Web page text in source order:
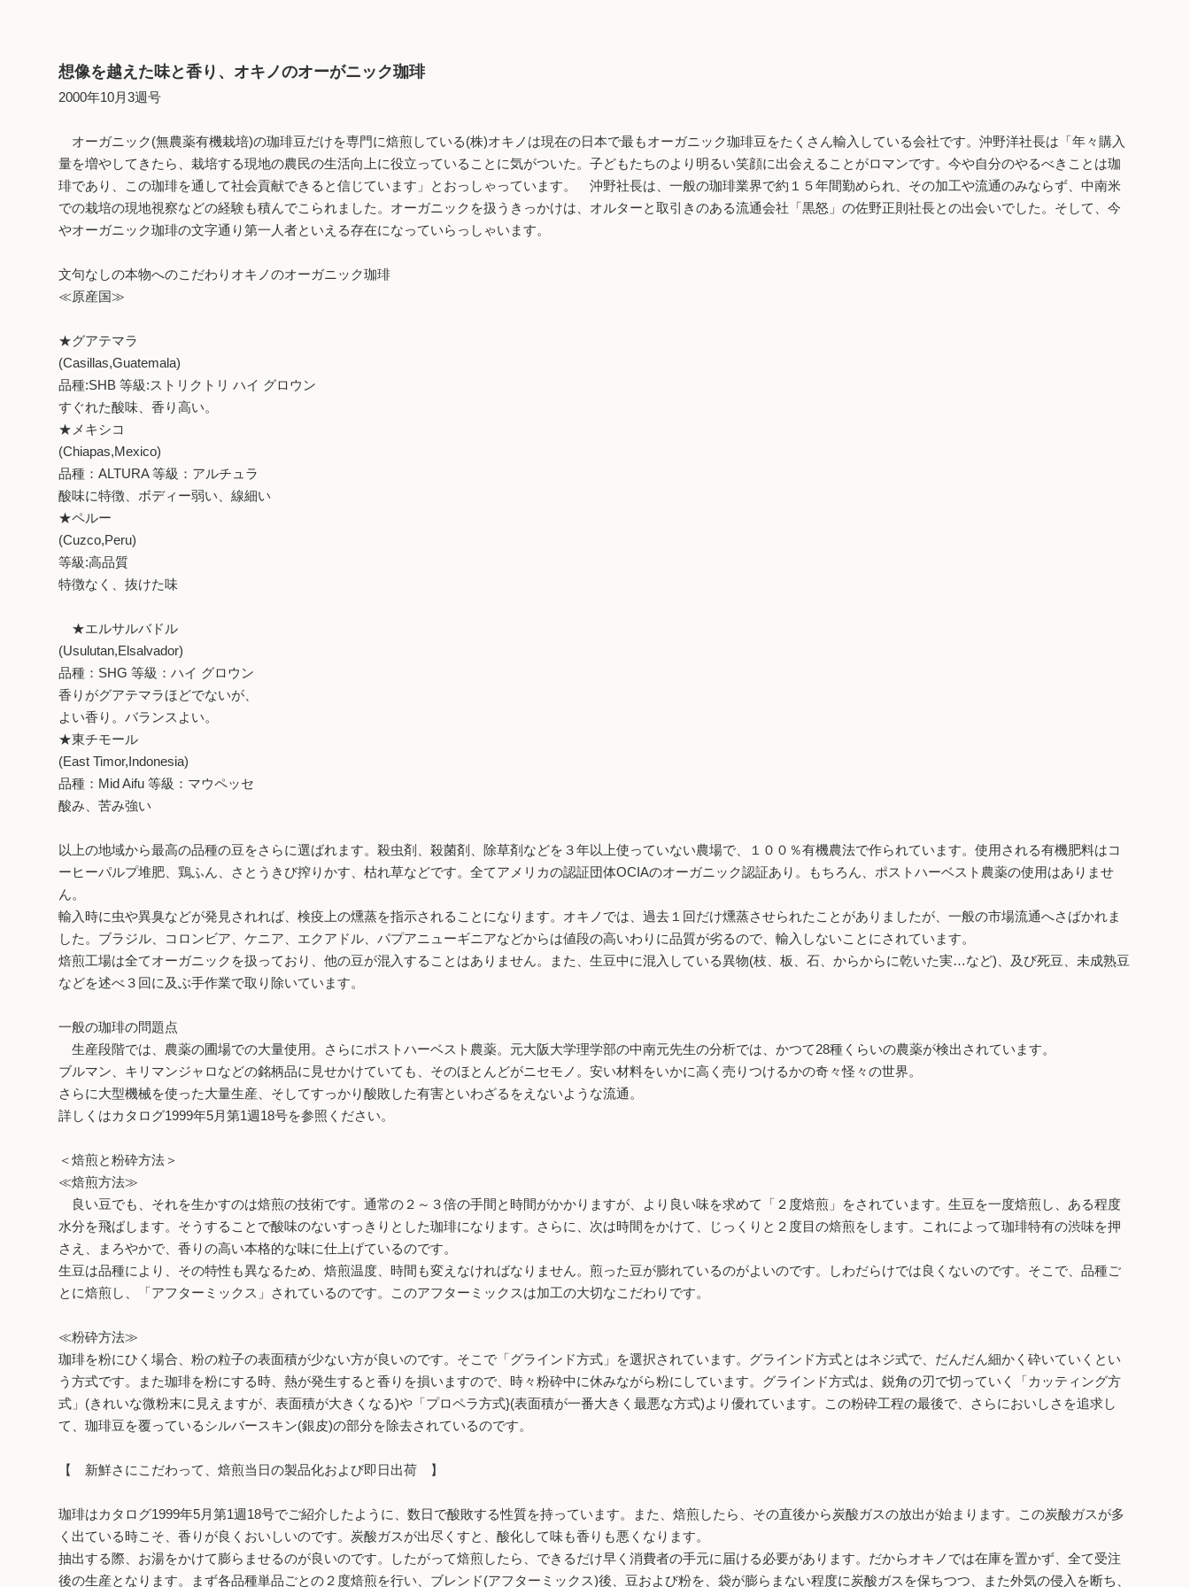
想像を越えた味と香り、オキノのオーがニック珈琲
2000年10月3週号
オーガニック(無農薬有機栽培)の珈琲豆だけを専門に焙煎している(株)オキノは現在の日本で最もオーガニック珈琲豆をたくさん輸入している会社です。沖野洋社長は「年々購入
量を増やしてきたら、栽培する現地の農民の生活向上に役立っていることに気がついた。子どもたちのより明るい笑顔に出会えることがロマンです。今や自分のやるべきことは珈
琲であり、この珈琲を通して社会貢献できると信じています」とおっしゃっています。 沖野社長は、一般の珈琲業界で約１５年間勤められ、その加工や流通のみならず、中南米
での栽培の現地視察などの経験も積んでこられました。オーガニックを扱うきっかけは、オルターと取引きのある流通会社「黒怒」の佐野正則社長との出会いでした。そして、今
やオーガニック珈琲の文字通り第一人者といえる存在になっていらっしゃいます。
文句なしの本物へのこだわりオキノのオーガニック珈琲
≪原産国≫
★グアテマラ
(Casillas,Guatemala)
品種:SHB 等級:ストリクトリ ハイ グロウン
すぐれた酸味、香り高い。
★メキシコ
(Chiapas,Mexico)
品種：ALTURA 等級：アルチュラ
酸味に特徴、ボディー弱い、線細い
★ペルー
(Cuzco,Peru)
等級:高品質
特徴なく、抜けた味
★エルサルバドル
(Usulutan,Elsalvador)
品種：SHG 等級：ハイ グロウン
香りがグアテマラほどでないが、
よい香り。バランスよい。
★東チモール
(East Timor,Indonesia)
品種：Mid Aifu 等級：マウペッセ
酸み、苦み強い
以上の地域から最高の品種の豆をさらに選ばれます。殺虫剤、殺菌剤、除草剤などを３年以上使っていない農場で、１００％有機農法で作られています。使用される有機肥料はコ
ーヒーパルプ堆肥、鶏ふん、さとうきび搾りかす、枯れ草などです。全てアメリカの認証団体OCIAのオーガニック認証あり。もちろん、ポストハーベスト農薬の使用はありませ
ん。
輸入時に虫や異臭などが発見されれば、検疫上の燻蒸を指示されることになります。オキノでは、過去１回だけ燻蒸させられたことがありましたが、一般の市場流通へさばかれま
した。ブラジル、コロンビア、ケニア、エクアドル、パプアニューギニアなどからは値段の高いわりに品質が劣るので、輸入しないことにされています。
焙煎工場は全てオーガニックを扱っており、他の豆が混入することはありません。また、生豆中に混入している異物(枝、板、石、からからに乾いた実…など)、及び死豆、未成熟豆
などを述べ３回に及ぶ手作業で取り除いています。
一般の珈琲の問題点
生産段階では、農薬の圃場での大量使用。さらにポストハーベスト農薬。元大阪大学理学部の中南元先生の分析では、かつて28種くらいの農薬が検出されています。
ブルマン、キリマンジャロなどの銘柄品に見せかけていても、そのほとんどがニセモノ。安い材料をいかに高く売りつけるかの奇々怪々の世界。
さらに大型機械を使った大量生産、そしてすっかり酸敗した有害といわざるをえないような流通。
詳しくはカタログ1999年5月第1週18号を参照ください。
＜焙煎と粉砕方法＞
≪焙煎方法≫
良い豆でも、それを生かすのは焙煎の技術です。通常の２～３倍の手間と時間がかかりますが、より良い味を求めて「２度焙煎」をされています。生豆を一度焙煎し、ある程度
水分を飛ばします。そうすることで酸味のないすっきりとした珈琲になります。さらに、次は時間をかけて、じっくりと２度目の焙煎をします。これによって珈琲特有の渋味を押
さえ、まろやかで、香りの高い本格的な味に仕上げているのです。
生豆は品種により、その特性も異なるため、焙煎温度、時間も変えなければなりません。煎った豆が膨れているのがよいのです。しわだらけでは良くないのです。そこで、品種ご
とに焙煎し、「アフターミックス」されているのです。このアフターミックスは加工の大切なこだわりです。
≪粉砕方法≫
珈琲を粉にひく場合、粉の粒子の表面積が少ない方が良いのです。そこで「グラインド方式」を選択されています。グラインド方式とはネジ式で、だんだん細かく砕いていくとい
う方式です。また珈琲を粉にする時、熱が発生すると香りを損いますので、時々粉砕中に休みながら粉にしています。グラインド方式は、鋭角の刃で切っていく「カッティング方
式」(きれいな微粉末に見えますが、表面積が大きくなる)や「プロペラ方式}(表面積が一番大きく最悪な方式)より優れています。この粉砕工程の最後で、さらにおいしさを追求し
て、珈琲豆を覆っているシルバースキン(銀皮)の部分を除去されているのです。
【 新鮮さにこだわって、焙煎当日の製品化および即日出荷 】
珈琲はカタログ1999年5月第1週18号でご紹介したように、数日で酸敗する性質を持っています。また、焙煎したら、その直後から炭酸ガスの放出が始まります。この炭酸ガスが多
く出ている時こそ、香りが良くおいしいのです。炭酸ガスが出尽くすと、酸化して味も香りも悪くなります。
抽出する際、お湯をかけて膨らませるのが良いのです。したがって焙煎したら、できるだけ早く消費者の手元に届ける必要があります。だからオキノでは在庫を置かず、全て受注
後の生産となります。まず各品種単品ごとの２度焙煎を行い、ブレンド(アフターミックス)後、豆および粉を、袋が膨らまない程度に炭酸ガスを保ちつつ、また外気の侵入を断ち、